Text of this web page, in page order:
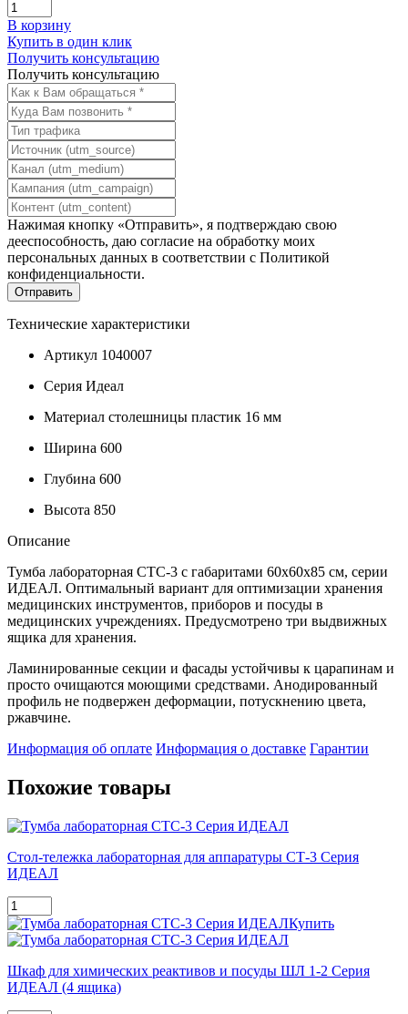
В корзину
Купить в один клик
Получить консультацию
Получить консультацию
Нажимая кнопку «Отправить», я подтверждаю свою
дееспособность, даю согласие на обработку моих
персональных данных в соответствии с Политикой
конфиденциальности.
Технические характеристики
Артикул 1040007
Серия Идеал
Материал столешницы пластик 16 мм
Ширина 600
Глубина 600
Высота 850
Описание
Тумба лабораторная СТС-3 с габаритами 60х60х85 см, серии
ИДЕАЛ. Оптимальный вариант для оптимизации хранения
медицинских инструментов, приборов и посуды в
медицинских учреждениях. Предусмотрено три выдвижных
ящика для хранения.
Ламинированные секции и фасады устойчивы к царапинам и
просто очищаются моющими средствами. Анодированный
профиль не подвержен деформации, потускнению цвета,
ржавчине.
Информация об оплате Информация о доставке Гарантии
Похожие товары
Стол-тележка лабораторная для аппаратуры СТ-3 Серия
ИДЕАЛ
Купить
Шкаф для химических реактивов и посуды ШЛ 1-2 Серия
ИДЕАЛ (4 ящика)